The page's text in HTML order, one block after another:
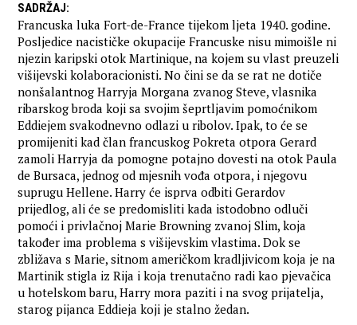
SADRŽAJ:
Francuska luka Fort-de-France tijekom ljeta 1940. godine.
Posljedice nacističke okupacije Francuske nisu mimoišle ni
njezin karipski otok Martinique, na kojem su vlast preuzeli
višijevski kolaboracionisti. No čini se da se rat ne dotiče
nonšalantnog Harryja Morgana zvanog Steve, vlasnika
ribarskog broda koji sa svojim šeprtljavim pomoćnikom
Eddiejem svakodnevno odlazi u ribolov. Ipak, to će se
promijeniti kad član francuskog Pokreta otpora Gerard
zamoli Harryja da pomogne potajno dovesti na otok Paula
de Bursaca, jednog od mjesnih vođa otpora, i njegovu
suprugu Hellene. Harry će isprva odbiti Gerardov
prijedlog, ali će se predomisliti kada istodobno odluči
pomoći i privlačnoj Marie Browning zvanoj Slim, koja
također ima problema s višijevskim vlastima. Dok se
zbližava s Marie, sitnom američkom kradljivicom koja je na
Martinik stigla iz Rija i koja trenutačno radi kao pjevačica
u hotelskom baru, Harry mora paziti i na svog prijatelja,
starog pijanca Eddieja koji je stalno žedan.